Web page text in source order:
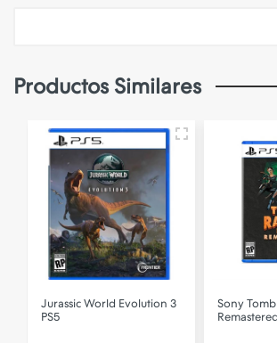
Productos Similares
Jurassic World Evolution 3
PS5
Sony